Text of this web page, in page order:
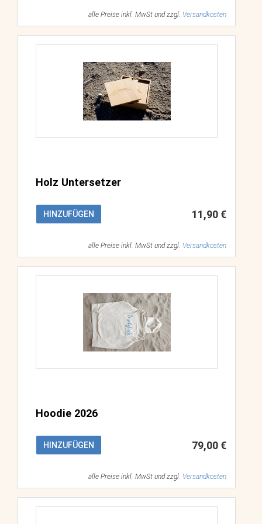
alle Preise inkl. MwSt und zzgl. Versandkosten
Holz Untersetzer
HINZUFÜGEN 11,90 €
alle Preise inkl. MwSt und zzgl. Versandkosten
Hoodie 2026
HINZUFÜGEN 79,00 €
alle Preise inkl. MwSt und zzgl. Versandkosten